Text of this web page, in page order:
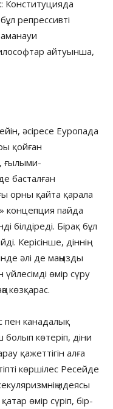
Конституцияда
репрессивті
айтуынша,
әсіресе Еуропада
қойған
ғылыми-
басталған
орны қайта қарала
концепция пайда
білдіреді. Бірақ бұл
Керісінше, діннің
әлі де маңызды
өмір сүру
көзқарас.
канадалық
көтеріп, діни
қажеттігін алға
көршілес Ресейде
идеясы
өмір сүріп, бір-